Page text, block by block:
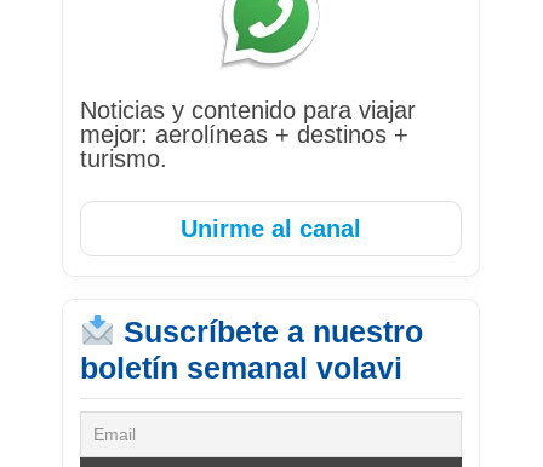
Noticias y contenido para viajar
mejor: aerolíneas + destinos +
turismo.
Unirme al canal
Suscríbete a nuestro
boletín semanal volavi